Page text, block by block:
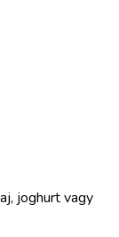
joghurt vagy